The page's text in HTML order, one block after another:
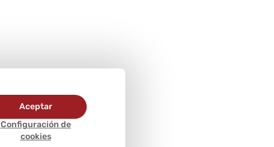
Configuración de
cookies
Aceptar